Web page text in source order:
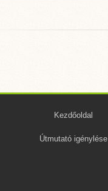
Kezdőoldal
Útmutató igénylése